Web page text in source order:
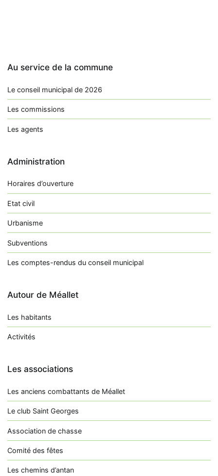
Au service de la commune
Le conseil municipal de 2026
Les commissions
Les agents
Administration
Horaires d’ouverture
Etat civil
Urbanisme
Subventions
Les comptes-rendus du conseil municipal
Autour de Méallet
Les habitants
Activités
Les associations
Les anciens combattants de Méallet
Le club Saint Georges
Association de chasse
Comité des fêtes
Les chemins d’antan